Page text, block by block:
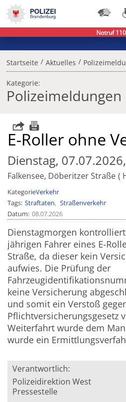
Startseite / Aktuelles /
Kategorie:
Polizeimeldungen
E-Roller ohne
Dienstag,
Falkensee, Döberitzer Straße
KategorieVerkehr
Tags Straftaten
Straßenverkehr
Datum 08.07.2026
Dienstagmorgen
jährigen Fahrer eines E-
Straße, da dieser kein
aufwies. Die Prüfung der
keine Versicherung
und somit ein Verstoß
Pflichtversicherungsgesetz
Weiterfahrt wurde dem
wurde ein
Verantwortlich:
Polizeidirektion West
Pressestelle
Notruf 110